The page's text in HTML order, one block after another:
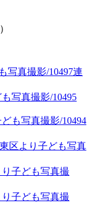
写真撮影/10497連
写真撮影/10495
も写真撮影/10494
区より子ども写真
子ども写真撮
子ども写真撮